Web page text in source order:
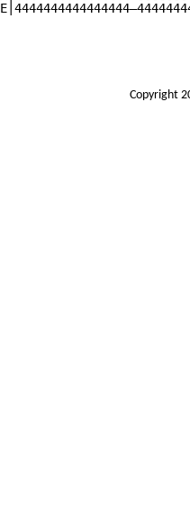
Copyright